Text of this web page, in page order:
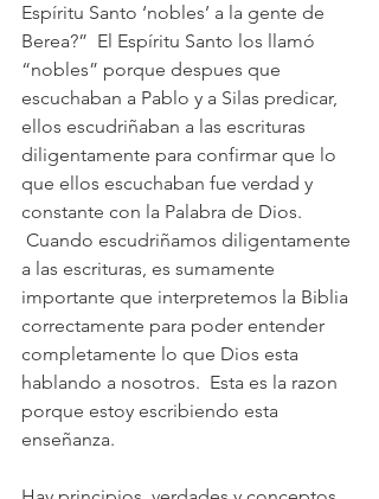
Espíritu Santo ‘nobles’ a la gente de
Berea?”  El Espíritu Santo los llamó
“nobles” porque despues que
escuchaban a Pablo y a Silas predicar,
ellos escudriñaban a las escrituras
diligentamente para confirmar que lo
que ellos escuchaban fue verdad y
constante con la Palabra de Dios.
Cuando escudriñamos diligentamente
a las escrituras, es sumamente
importante que interpretemos la Biblia
correctamente para poder entender
completamente lo que Dios esta
hablando a nosotros.  Esta es la razon
porque estoy escribiendo esta
enseñanza.